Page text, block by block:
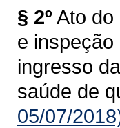
§ 2º Ato do
e
ingresso
saúde de
05/07/